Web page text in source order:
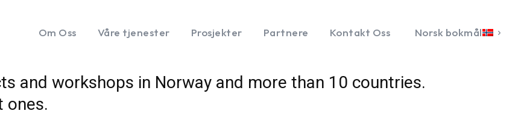
Om Oss Våre tjenester Prosjekter Partnere Kontakt Oss Norsk bokmål
and workshops in Norway and more than 10 countries.
ones.